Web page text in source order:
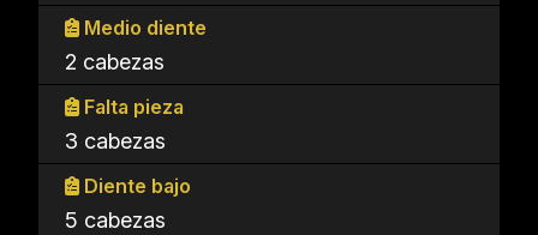
Medio diente
2 cabezas
Falta pieza
3 cabezas
Diente bajo
5 cabezas